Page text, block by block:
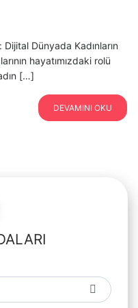
Dünyada Kadınların
hayatımızdaki rolü
[…]
DEVAMINI OKU